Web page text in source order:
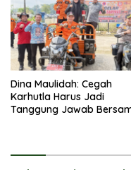
Dina Maulidah: Cegah
Karhutla Harus Jadi
Tanggung Jawab